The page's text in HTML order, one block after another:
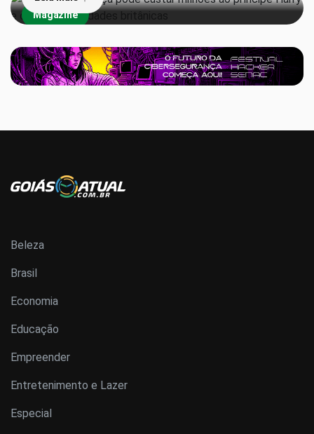
Magazine
Beleza
Brasil
Economia
Educação
Empreender
Entretenimento e Lazer
Especial